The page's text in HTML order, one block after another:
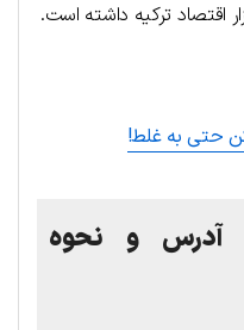
اقتصاد ترکیه داشته است.
حتی به غلط!
آدرس و نحوه